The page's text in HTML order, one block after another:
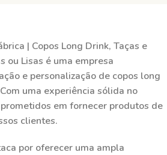
| Copos Long Drink, Taças e
ou Lisas é uma empresa
e personalização de copos long
uma experiência sólida no
em fornecer produtos de
clientes.
por oferecer uma ampla